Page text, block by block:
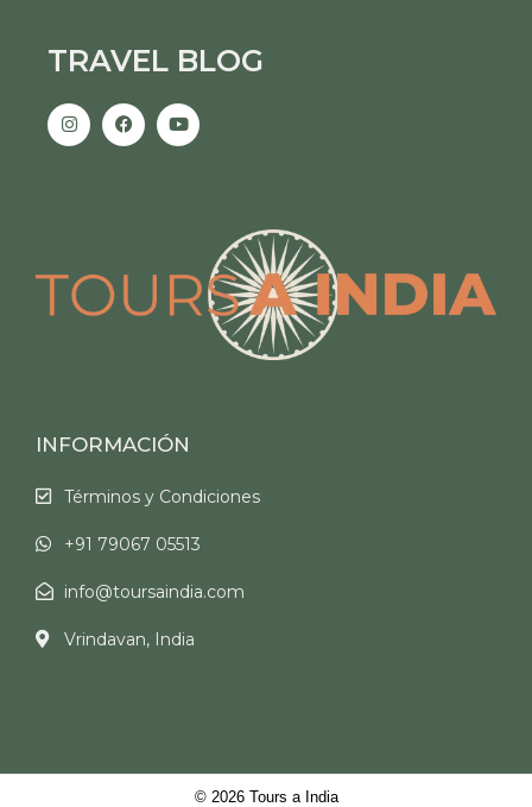
TRAVEL BLOG
INFORMACIÓN
Términos y Condiciones
+91 79067 05513
info@toursaindia.com
Vrindavan, India
© 2026 Tours a India